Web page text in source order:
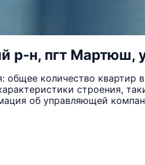
р-н, пгт Мартюш,
количество квартир
строения,
об управляющей